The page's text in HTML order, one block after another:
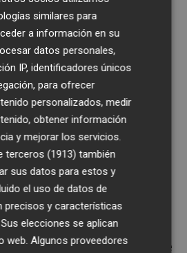
sus ciudadanos
ha sorprendido
acogida de Valemprén
de nuestra
a través de ellos, hemos
de apoyo real que
el emprendimiento,
de empresa como
un modo de crear
acceder a toda la
así como cartel de
similares para
a información en su
datos personales,
IP, identificadores únicos
para ofrecer
personalizados, medir
obtener información
y mejorar los servicios.
terceros (1913) también
sus datos para estos y
el uso de datos de
precisos y características
elecciones se aplican
web. Algunos proveedores